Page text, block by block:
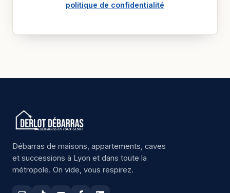
politique de confidentialité
Débarras de maisons, appartements, caves
et successions à Lyon et dans toute la
métropole. On vide, vous respirez.